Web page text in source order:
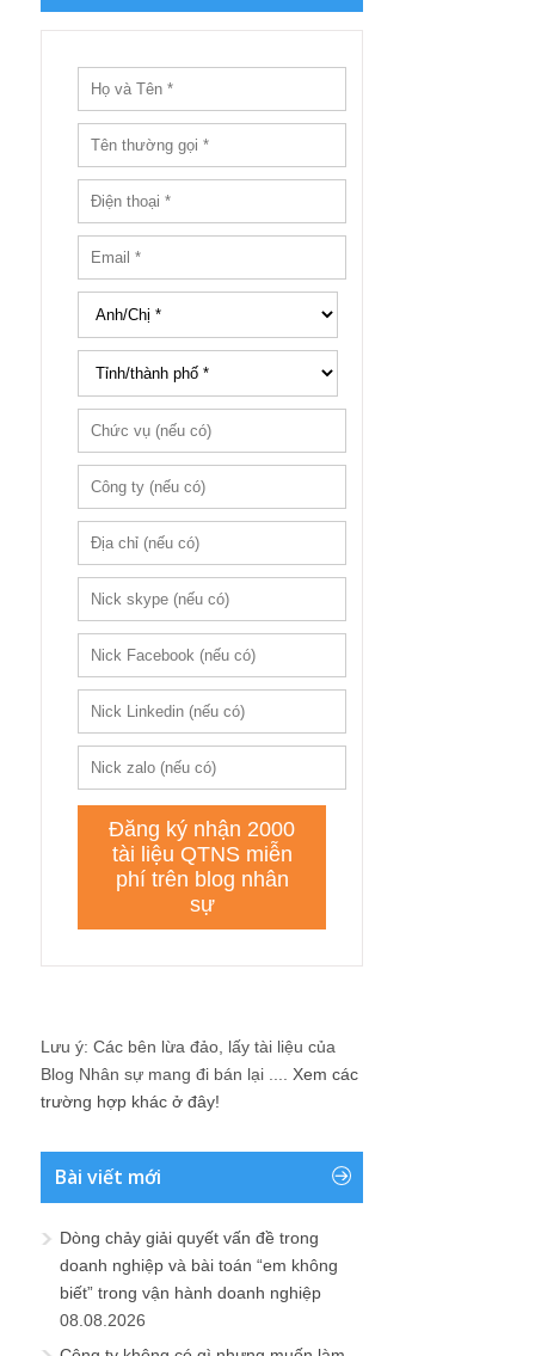
Lưu ý: Các bên lừa đảo, lấy tài liệu của
Blog Nhân sự mang đi bán lại .... Xem các
trường hợp khác ở đây!
Bài viết mới
Dòng chảy giải quyết vấn đề trong
doanh nghiệp và bài toán “em không
biết” trong vận hành doanh nghiệp
08.08.2026